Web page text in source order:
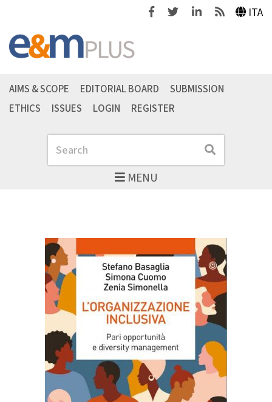
FacebookTwitterLinkedinFeeds ITA
MENU
Search Search
AIMS & SCOPE EDITORIAL BOARD
SUBMISSION
ETHICS
ISSUES LOGIN REGISTER